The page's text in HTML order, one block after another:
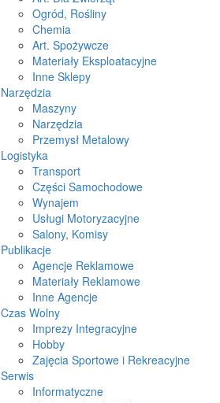
Ogród, Rośliny
Chemia
Art. Spożywcze
Materiały Eksploatacyjne
Inne Sklepy
Narzędzia
Maszyny
Narzędzia
Przemysł Metalowy
Logistyka
Transport
Części Samochodowe
Wynajem
Usługi Motoryzacyjne
Salony, Komisy
Publikacje
Agencje Reklamowe
Materiały Reklamowe
Inne Agencje
Czas Wolny
Imprezy Integracyjne
Hobby
Zajęcia Sportowe i Rekreacyjne
Serwis
Informatyczne